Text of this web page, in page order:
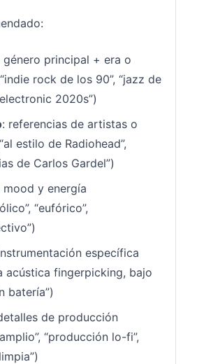
género principal + era o
rock de los 90”, “jazz de
2020s”)
: referencias de artistas o
estilo de Radiohead”,
de Carlos Gardel”)
mood y energía
“eufórico”,
específica
acústica fingerpicking, bajo
batería”)
de producción
“producción lo-fi”,